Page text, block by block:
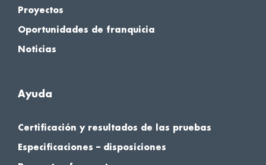
Proyectos
Oportunidades de franquicia
Noticias
Ayuda
Certificación y resultados de las pruebas
Especificaciones – disposiciones